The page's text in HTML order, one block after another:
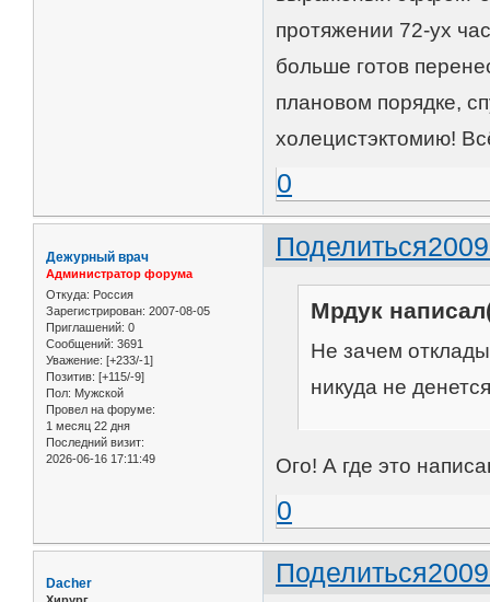
протяжении 72-ух
больше готов
плановом порядке,
холецистэктомию!
0
Поделиться
Дежурный врач
Администратор форума
Откуда: Россия
Зарегистрирован: 2007-08-05
Приглашений: 0
Сообщений: 3691
Уважение: [+233/-1]
Позитив: [+115/-9]
Пол: Мужской
Провел на форуме:
1 месяц 22 дня
Последний визит:
2026-06-16 17:11:49
Мрдук
Не зачем
никуда не
Ого! А где это
0
Поделиться
Dacher